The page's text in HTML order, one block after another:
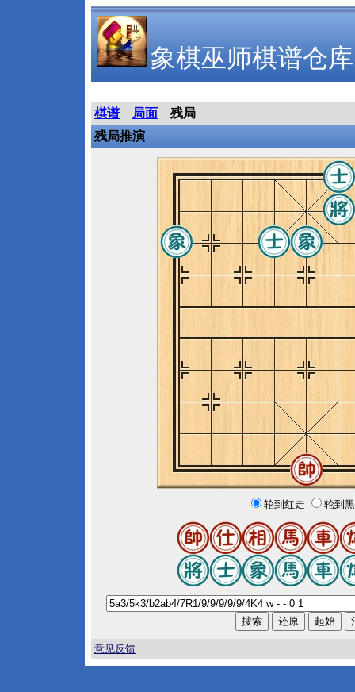
象棋巫师棋谱仓库
棋谱 局面
残局
残局推演
轮到红走 轮到
意见反馈